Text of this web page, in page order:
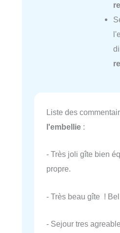
Liste des
l'embellie :
- Très joli gîte bien
propre.
- Très beau gîte ! Bel
- Sejour tres